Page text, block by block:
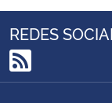
REDES
RSS